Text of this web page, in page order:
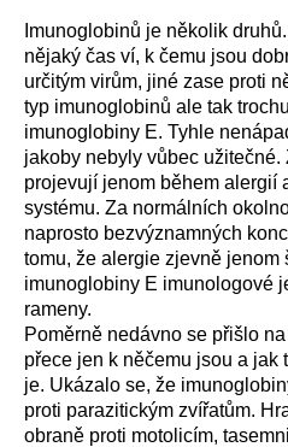
Imunoglobinů je několik
nějaký čas ví, k čemu jsou
určitým virům, jiné zase proti
typ imunoglobinů ale tak
imunoglobiny E. Tyhle
jakoby nebyly vůbec užitečné.
projevují jenom během alergií
systému. Za normálních
naprosto bezvýznamných
tomu, že alergie zjevně jenom
imunoglobiny E imunologové
rameny.
Poměrně nedávno se přišlo
přece jen k něčemu jsou a jak
je. Ukázalo se, že
proti parazitickým zvířatům.
obraně proti motolicím,